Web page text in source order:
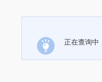
正在查询中